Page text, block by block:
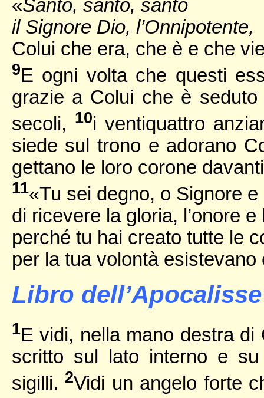
«Santo, santo, santo
il Signore Dio, l’Onnipotente,
Colui che era, che è e che
9E ogni volta che questi
grazie a Colui che è
secoli, 10i ventiquattro
siede sul trono e adorano
gettano le loro corone
11«Tu sei degno, o Signore
di ricevere la gloria, l’onore
perché tu hai creato tutte le
per la tua volontà esistevano
Libro
1E vidi, nella mano destra
scritto sul lato interno e
sigilli. 2Vidi un angelo forte